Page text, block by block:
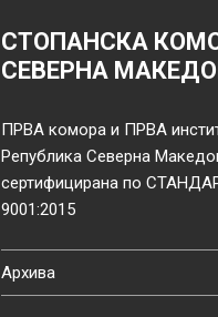
СТОПАНСКА
СЕВЕРНА
ПРВА комора и ПРВА
Република Северна
сертифицирана по
9001:2015
Архива